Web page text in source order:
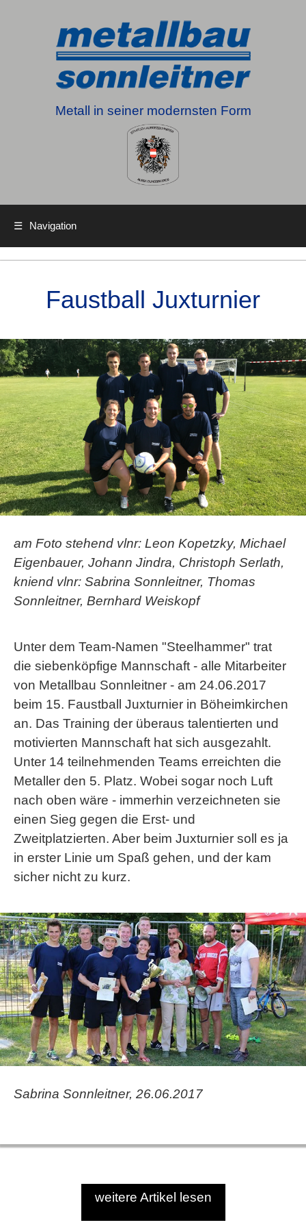
Metall in seiner modernsten Form
☰ Navigation
Faustball Juxturnier
am Foto stehend vlnr: Leon Kopetzky, Michael
Eigenbauer, Johann Jindra, Christoph Serlath,
kniend vlnr: Sabrina Sonnleitner, Thomas
Sonnleitner, Bernhard Weiskopf
Unter dem Team-Namen "Steelhammer" trat
die siebenköpfige Mannschaft - alle Mitarbeiter
von Metallbau Sonnleitner - am 24.06.2017
beim 15. Faustball Juxturnier in Böheimkirchen
an. Das Training der überaus talentierten und
motivierten Mannschaft hat sich ausgezahlt.
Unter 14 teilnehmenden Teams erreichten die
Metaller den 5. Platz. Wobei sogar noch Luft
nach oben wäre - immerhin verzeichneten sie
einen Sieg gegen die Erst- und
Zweitplatzierten. Aber beim Juxturnier soll es ja
in erster Linie um Spaß gehen, und der kam
sicher nicht zu kurz.
Sabrina Sonnleitner, 26.06.2017
weitere Artikel lesen